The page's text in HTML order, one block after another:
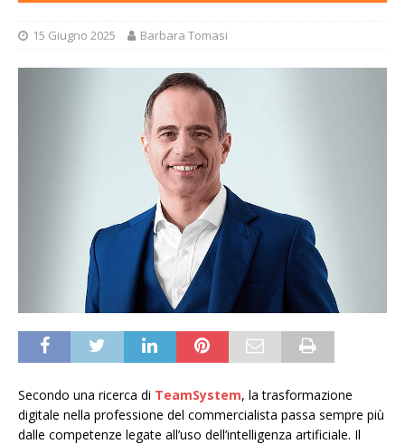
15 Giugno 2025 Barbara Tomasi
Secondo una ricerca di TeamSystem, la trasformazione
digitale nella professione del commercialista passa sempre più
dalle competenze legate all’uso dell’intelligenza artificiale. Il